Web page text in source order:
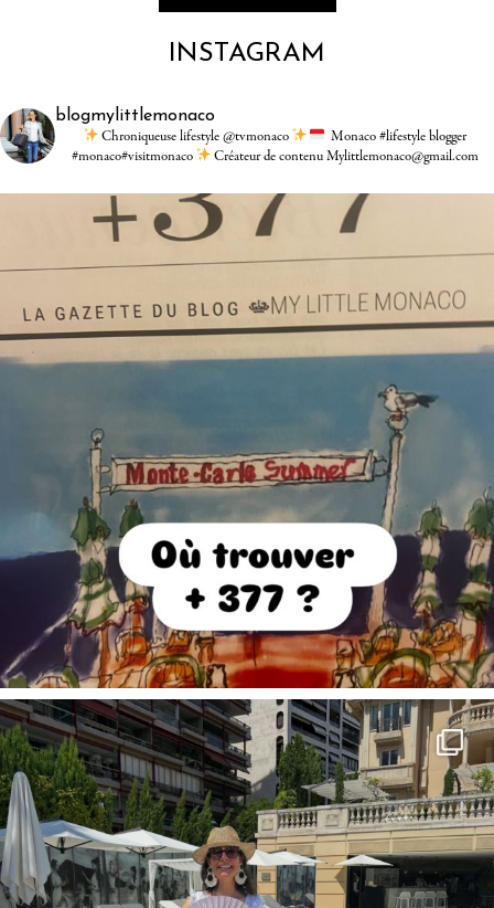
INSTAGRAM
blogmylittlemonaco
Chroniqueuse lifestyle @tvmonaco
Monaco #lifestyle blogger
#monaco#visitmonaco
Créateur de contenu Mylittlemonaco@gmail.com